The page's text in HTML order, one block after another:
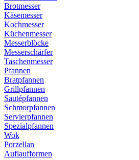
Brotmesser
Käsemesser
Kochmesser
Küchenmesser
Messerblöcke
Messerschärfer
Taschenmesser
Pfannen
Bratpfannen
Grillpfannen
Sautépfannen
Schmorpfannen
Servierpfannen
Spezialpfannen
Wok
Porzellan
Auflaufformen